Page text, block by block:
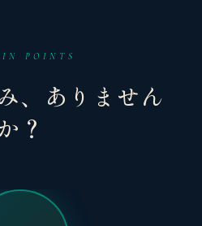
POINTS
、ありません
？